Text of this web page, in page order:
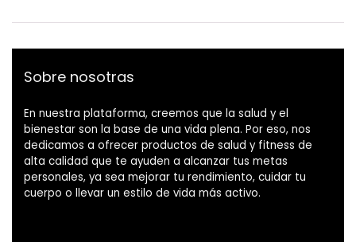
Sobre nosotras
En nuestra plataforma, creemos que la salud y el
bienestar son la base de una vida plena. Por eso, nos
dedicamos a ofrecer productos de salud y fitness de
alta calidad que te ayuden a alcanzar tus metas
personales, ya sea mejorar tu rendimiento, cuidar tu
cuerpo o llevar un estilo de vida más activo.